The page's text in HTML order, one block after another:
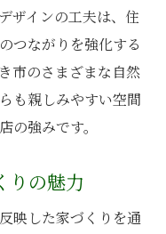
ザインの工夫は、住
つながりを強化する
市のさまざまな自然
も親しみやすい空間
の強みです。
りの魅力
映した家づくりを通